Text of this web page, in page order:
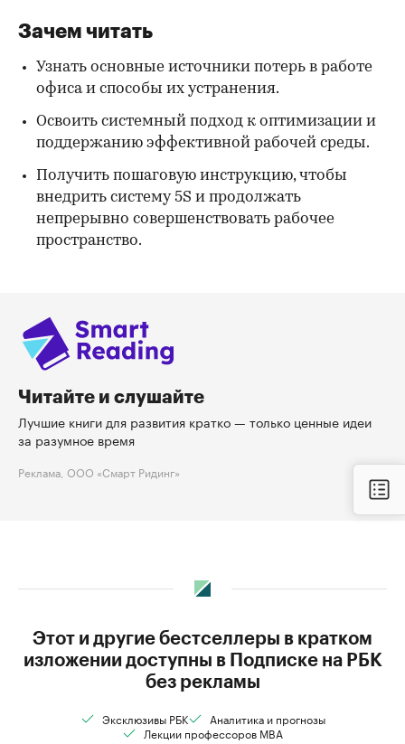
Зачем читать
Узнать основные источники потерь в работе
офиса и способы их устранения.
Освоить системный подход к оптимизации и
поддержанию эффективной рабочей среды.
Получить пошаговую инструкцию, чтобы
внедрить систему 5S и продолжать
непрерывно совершенствовать рабочее
пространство.
Читайте и слушайте
Лучшие книги для развития кратко — только ценные идеи
за разумное время
Реклама, ООО «Смарт Ридинг»
Этот и другие бестселлеры в кратком
изложении доступны в Подписке на РБК
без рекламы
Эксклюзивы РБК
Аналитика и прогнозы
Лекции профессоров MBA